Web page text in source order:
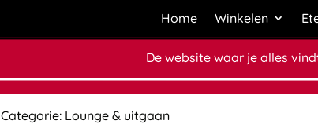
Home Winkelen
De website waar je alles
Categorie: Lounge & uitgaan